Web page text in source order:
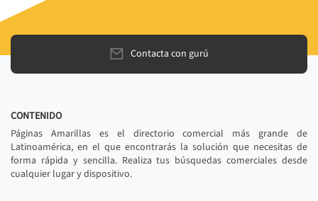
Contacta con gurú
CONTENIDO
Páginas Amarillas es el directorio comercial más grande de
Latinoamérica, en el que encontrarás la solución que necesitas de
forma rápida y sencilla. Realiza tus búsquedas comerciales desde
cualquier lugar y dispositivo.